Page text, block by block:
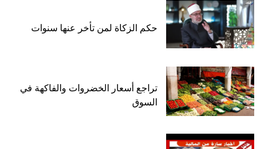
حكم الزكاة لمن تأخر عنها سنوات
تراجع أسعار الخضروات والفاكهة في
السوق